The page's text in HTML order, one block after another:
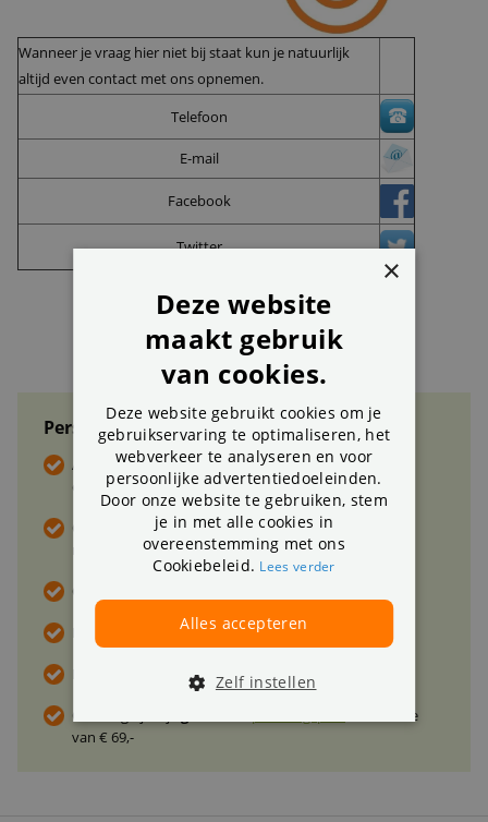
Wanneer je vraag hier niet bij staat kun je natuurlijk
altijd even contact met ons opnemen.
Telefoon
E-mail
Facebook
Twitter
Persoonlijk advies ®
Altijd descherpste prijzen
en de bestekwaliteit
Op werkdagen voor 17:00 besteld,
gratis* bezorgd
Gratis
advies van de specialist? Bel, mail
maken? Vraag naar
ter waarde
van € 69,-
×
Deze website
maakt gebruik
van cookies.
Deze website gebruikt cookies om je
gebruikservaring te optimaliseren, het
webverkeer te analyseren en voor
persoonlijke advertentiedoeleinden.
Door onze website te gebruiken, stem
je in met alle cookies in
overeenstemming met ons
Cookiebeleid. Lees verder
Alles accepteren
Zelf instellen